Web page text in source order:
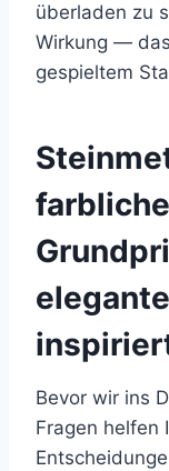
überladen zu
Wirkung —
gespieltem
Bevor wir ins
Fragen helfen